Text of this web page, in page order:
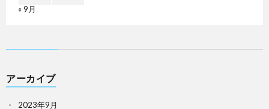
« 9月
アーカイブ
2023年9月